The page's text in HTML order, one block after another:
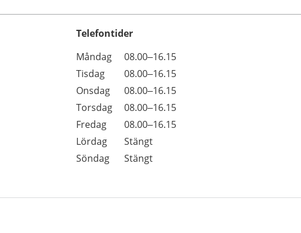
Telefontider
Dag
Öppettider
Kommentarer
Måndag
08.00–16.15
Tisdag
08.00–16.15
Onsdag
08.00–16.15
Torsdag
08.00–16.15
Fredag
08.00–16.15
Lördag
Stängt
Söndag
Stängt